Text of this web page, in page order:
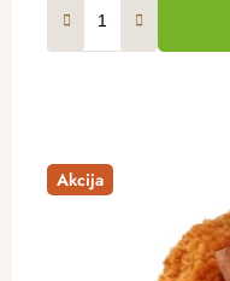
Akcija